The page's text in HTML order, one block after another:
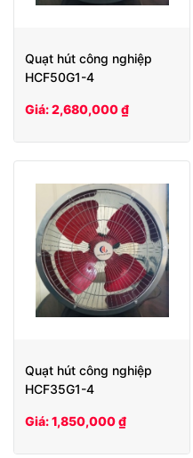
Quạt hút công nghiệp
HCF50G1-4
Giá: 2,680,000 ₫
Quạt hút công nghiệp
HCF35G1-4
Giá: 1,850,000 ₫